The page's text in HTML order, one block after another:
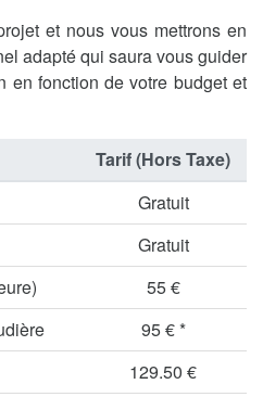
et nous vous mettrons en
adapté qui saura vous guider
en fonction de votre budget et
Tarif (Hors Taxe)
Gratuit
Gratuit
55 €
95 € *
129.50 €